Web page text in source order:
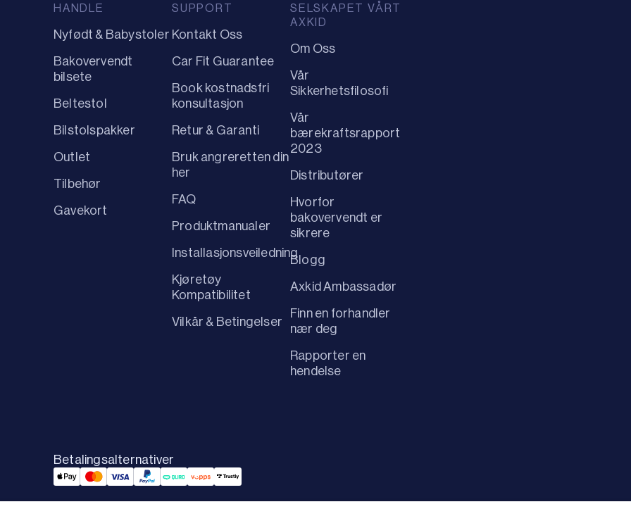
HANDLE
Nyfødt & Babystoler
Bakovervendt
bilsete
Beltestol
Bilstolspakker
Outlet
Tilbehør
Gavekort
SUPPORT
Kontakt Oss
Car Fit Guarantee
Book kostnadsfri
konsultasjon
Retur & Garanti
Bruk angreretten din
her
FAQ
Produktmanualer
Installasjonsveiledning
Kjøretøy
Kompatibilitet
Vilkår & Betingelser
SELSKAPET VÅRT
AXKID
Om Oss
Vår
Sikkerhetsfilosofi
Vår
bærekraftsrapport
2023
Distributører
Hvorfor
bakovervendt er
sikrere
Blogg
Axkid Ambassadør
Finn en forhandler
nær deg
Rapporter en
hendelse
Betalingsalternativer
Applepay Payment
Mastercard Payment
Visa Payment
Paypal Payment
Qliro Payment
Vipps Payment
Trustly Payment